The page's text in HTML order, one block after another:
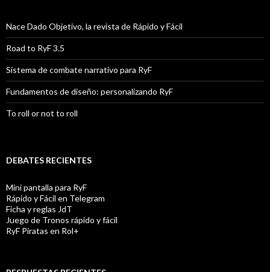
Nace Dado Objetivo, la revista de Rápido y Fácil
Road to RyF 3.5
Sistema de combate narrativo para RyF
Fundamentos de diseño: personalizando RyF
To roll or not to roll
DEBATES RECIENTES
Mini pantalla para RyF
Rápido y Fácil en Telegram
Ficha y reglas JdT
Juego de Tronos rápido y fácil
RyF Piratas en Rol+